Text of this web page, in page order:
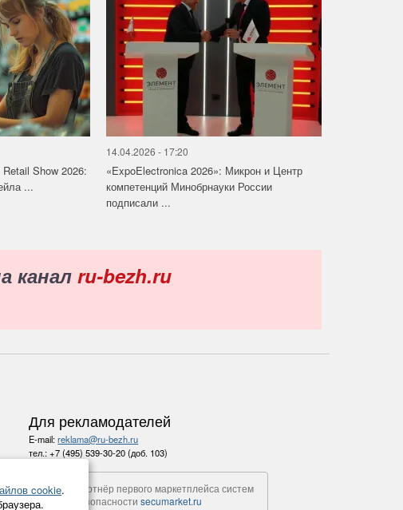
Show 2026:
...
14.04.2026 - 17:20
«ExpoElectronica 2026»: Микрон и Центр
компетенций Минобрнауки России
подписали ...
канал ru-bezh.ru
Для рекламодателей
E-mail:reklama@ru-bezh.ru
тел.:+7 (495) 539-30-20 (доб. 103)
Партнёр первого маркетплейса систем
безопасностиsecumarket.ru
cookie.